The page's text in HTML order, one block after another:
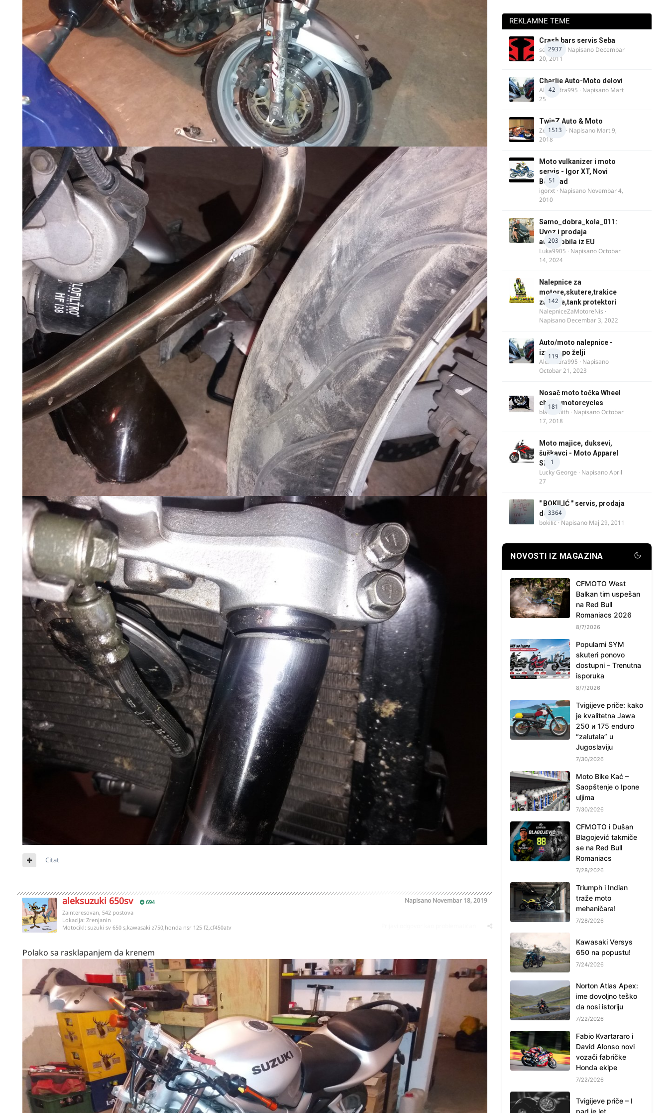
Citat
aleksuzuki 650sv 694 Napisano Novembar 18, 2019
Zainteresovan, 542 postova
Lokacija: Zrenjanin
Motocikl: suzuki sv 650 s,kawasaki z750,honda nsr 125 f2,cf450atv
Polako sa rasklapanjem da krenem
REKLAMNE TEME
2937
Crash bars servis Seba
seba011 · Napisano Decembar
20, 2011
42
Charlie Auto-Moto delovi
Alexandra995 · Napisano Mart
25
1513
TwinZ Auto & Moto
Zeljkamp · Napisano Mart 9,
2018
51
Moto vulkanizer i moto
servis - Igor XT, Novi
Beograd
igorxt · Napisano Novembar 4,
2010
203
Samo_dobra_kola_011:
Uvoz i prodaja
automobila iz EU
Luka9905 · NapisanoOctobar
14, 2024
142
Nalepnice za
motore,skutere,trakice
za felne,tank protektori
NalepniceZaMotoreNis ·
Napisano Decembar 3, 2022
119
Auto/moto nalepnice -
izrada po želji
Alexandra995 · Napisano
Octobar 21, 2023
181
Nosač moto točka Wheel
chock motorcycles
blacksmith · NapisanoOctobar
17, 2018
1
Moto majice, duksevi,
šuškavci - Moto Apparel
SRB
Lucky George · NapisanoApril
27
3364
" BOKILIĆ " servis, prodaja
delova
bokilic · Napisano Maj 29, 2011
NOVOSTI IZ MAGAZINA
CFMOTO West
Balkan tim uspešan
na Red Bull
Romaniacs 2026
8/7/2026
Popularni SYM
skuteri ponovo
dostupni – Trenutna
isporuka
8/7/2026
Tvigijeve priče: kako
je kvalitetna Jawa
250 и 175 enduro
“zalutala” u
Jugoslaviju
7/30/2026
Moto Bike Kać –
Saopštenje o Ipone
uljima
7/30/2026
CFMOTO i Dušan
Blagojević takmiče
se na Red Bull
Romaniacs
7/28/2026
Triumph i Indian
traže moto
mehaničara!
7/28/2026
Kawasaki Versys
650 na popustu!
7/24/2026
Norton Atlas Apex:
ime dovoljno teško
da nosi istoriju
7/22/2026
Fabio Kvartararo i
David Alonso novi
vozači fabričke
Honda ekipe
7/22/2026
Tvigijeve priče – I
pad je let